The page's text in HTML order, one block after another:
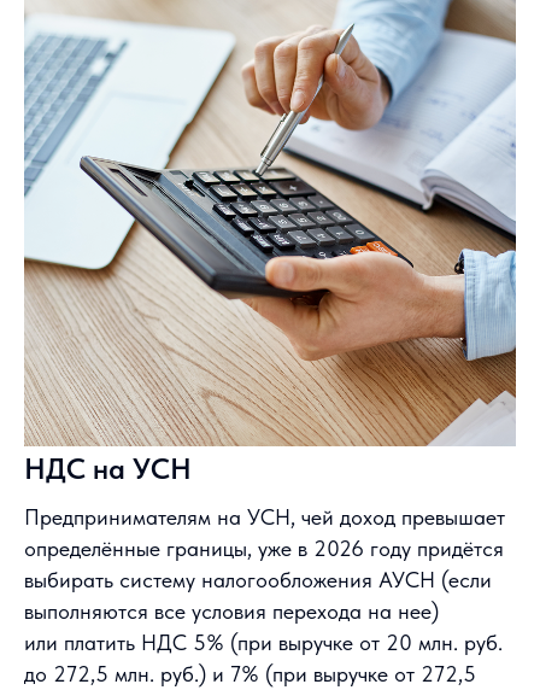
НДС на УСН
Предпринимателям на УСН, чей доход превышает
определённые границы, уже в 2026 году придётся
выбирать систему налогообложения АУСН (если
выполняются все условия перехода на нее)
или платить НДС 5% (при выручке от 20 млн. руб.
до 272,5 млн. руб.) и 7% (при выручке от 272,5